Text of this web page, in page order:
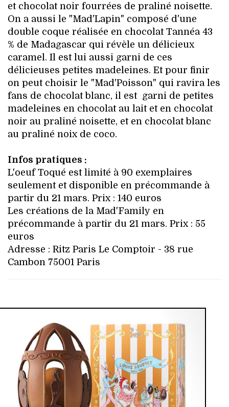
et chocolat noir fourrées de praliné noisette.
On a aussi le "Mad'Lapin" composé d'une
double coque réalisée en chocolat Tannéa 43
% de Madagascar qui révèle un délicieux
caramel. Il est lui aussi garni de ces
délicieuses petites madeleines. Et pour finir
on peut choisir le "Mad'Poisson" qui ravira les
fans de chocolat blanc, il est garni de petites
madeleines en chocolat au lait et en chocolat
noir au praliné noisette, et en chocolat blanc
au praliné noix de coco.
Infos pratiques :
L'oeuf Toqué est limité à 90 exemplaires
seulement et disponible en précommande à
partir du 21 mars. Prix : 140 euros
Les créations de la Mad'Family en
précommande à partir du 21 mars. Prix : 55
euros
Adresse : Ritz Paris Le Comptoir - 38 rue
Cambon 75001 Paris